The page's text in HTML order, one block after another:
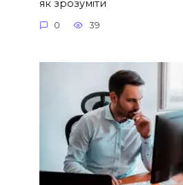
як зрозуміти
0 39